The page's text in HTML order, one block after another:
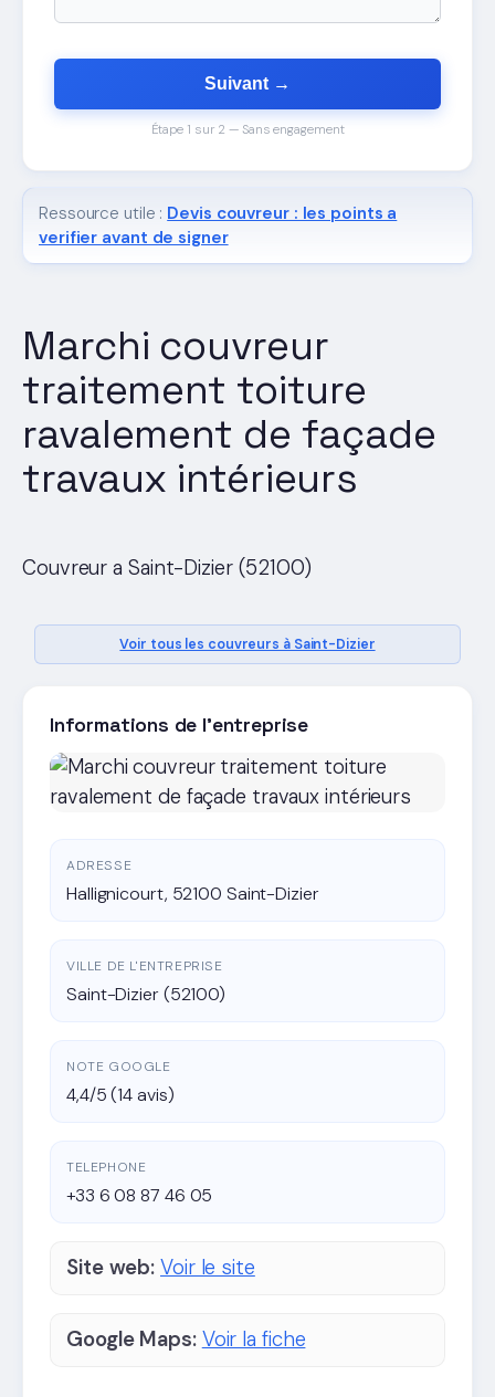
Marchi couvreur
traitement toiture
ravalement de façade
travaux intérieurs
Couvreur a Saint-Dizier (52100)
Voir tous les couvreurs à Saint-Dizier
Informations de l'entreprise
ADRESSE
Hallignicourt, 52100 Saint-Dizier
VILLE DE L'ENTREPRISE
Saint-Dizier (52100)
NOTE GOOGLE
4,4/5 (14 avis)
TELEPHONE
+33 6 08 87 46 05
Site web: Voir le site
Google Maps: Voir la fiche
Suivant →
Étape 1 sur 2 — Sans engagement
Ressource utile : Devis couvreur : les points a
verifier avant de signer